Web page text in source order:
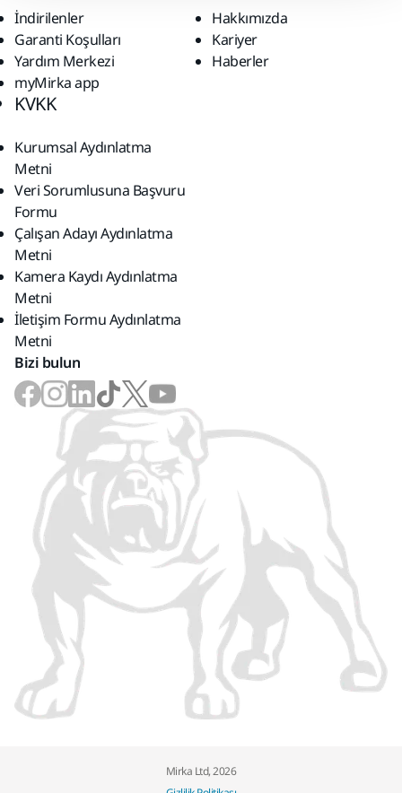
İndirilenler
Garanti Koşulları
Yardım Merkezi
myMirka app
Hakkımızda
Kariyer
Haberler
KVKK
Kurumsal Aydınlatma
Metni
Veri Sorumlusuna Başvuru
Formu
Çalışan Adayı Aydınlatma
Metni
Kamera Kaydı Aydınlatma
Metni
İletişim Formu Aydınlatma
Metni
Bizi bulun
Mirka Ltd, 2026